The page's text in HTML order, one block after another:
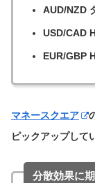
AUD/NZD
USD/CAD
EUR/GBP
マネースクエア
ピックアップして
分散効果に